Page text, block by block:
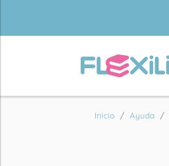
Inicio Ayuda